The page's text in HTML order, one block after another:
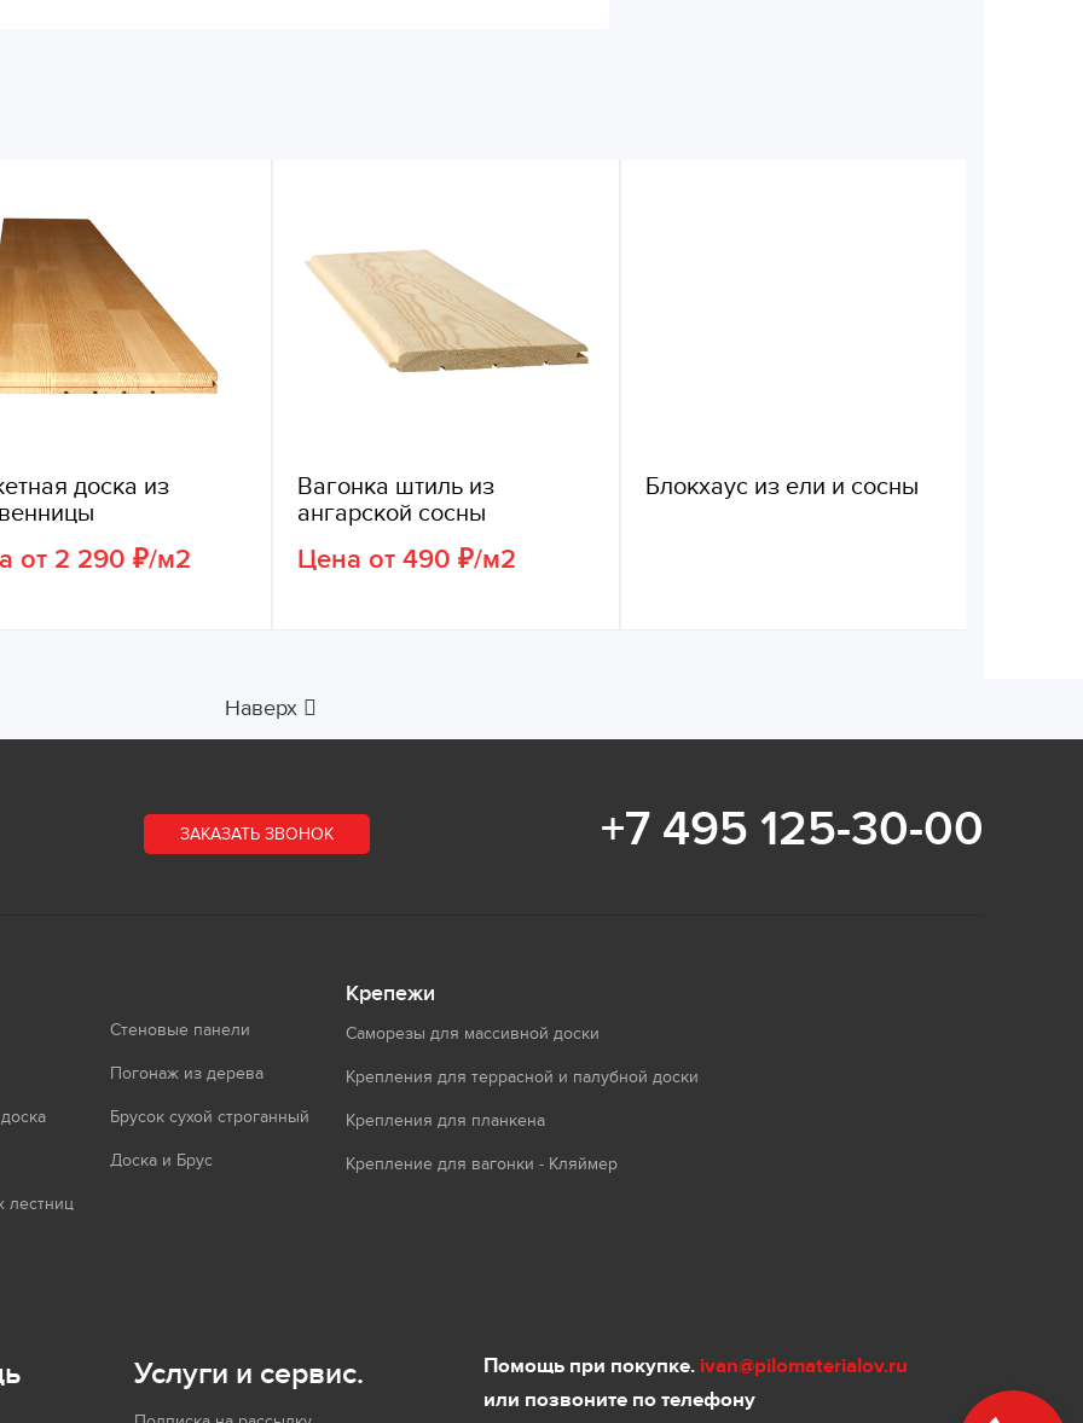
доска из
от 2 290 ₽/м2
Вагонка штиль из
ангарской сосны
Цена от 490 ₽/м2
Блокхаус из ели и сосны
Наверх
ЗАКАЗАТЬ ЗВОНОК +7 495 125-30-00
лестниц
Стеновые панели
Погонаж из дерева
Брусок сухой строганный
Доска и Брус
Крепежи
Саморезы для массивной доски
Крепления для террасной и палубной доски
Крепления для планкена
Крепление для вагонки - Кляймер
Услуги и сервис. Помощь при покупке. ivan@pilomaterialov.ru
или позвоните по телефону